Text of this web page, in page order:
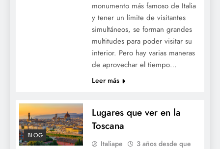
monumento más famoso de Italia
y tener un límite de visitantes
simultáneos, se forman grandes
multitudes para poder visitar su
interior. Pero hay varias maneras
de aprovechar el tiempo…
Leer más
BLOG
Lugares que ver en la
Toscana
Italiape
3 años desde que